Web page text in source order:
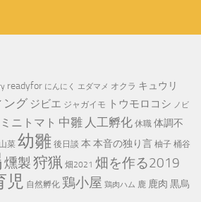
readyfor にんにく エダマメ オクラ キュウリ
ング ジビエ ジャガイモ トウモロコシ ノビ
ミニトマト 中雛 人工孵化 休職 体調不
山菜 幼雛 後日談 本 本音の独り言 柚子 桶谷
燻製狩猟 畑2021 畑を作る2019
児 自然孵化 鶏小屋 鶏肉ハム 鹿 鹿肉 黒烏